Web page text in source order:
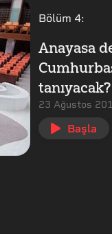
Bölüm 4:
Anayasa
tanıyacak?
23 Ağustos
Başla